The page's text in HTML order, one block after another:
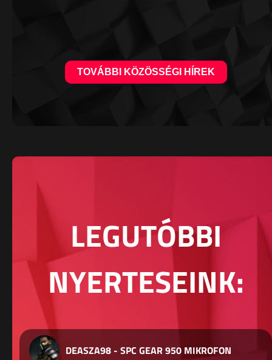
TOVÁBBI KÖZÖSSÉGI HÍREK
LEGUTÓBBI
NYERTESEINK:
DEASZA98 - SPC GEAR 950 MIKROFON